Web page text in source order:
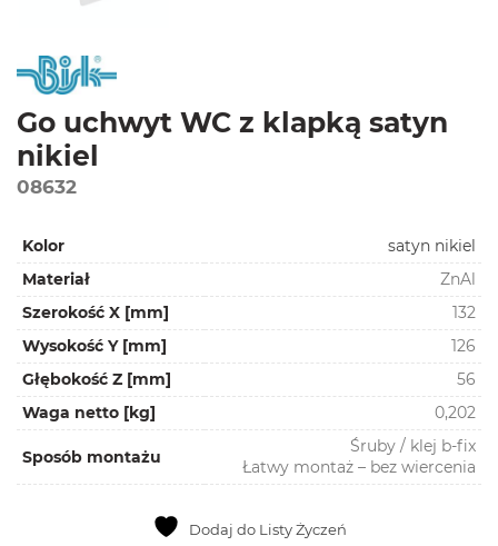
Go uchwyt WC z klapką satyn
nikiel
08632
Kolor
satyn nikiel
Materiał
ZnAl
Szerokość X [mm]
132
Wysokość Y [mm]
126
Głębokość Z [mm]
56
Waga netto [kg]
0,202
Sposób montażu
Śruby / klej b-fix
Łatwy montaż – bez wiercenia
Dodaj do Listy Życzeń